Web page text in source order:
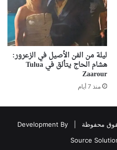
ليلة من الفن الأصيل في الزعرور:
هشام الحاج يتألق في Tulua
Zaarour
منذ 7 أيام
Development By
Source